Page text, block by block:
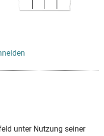
unter Nutzung seiner